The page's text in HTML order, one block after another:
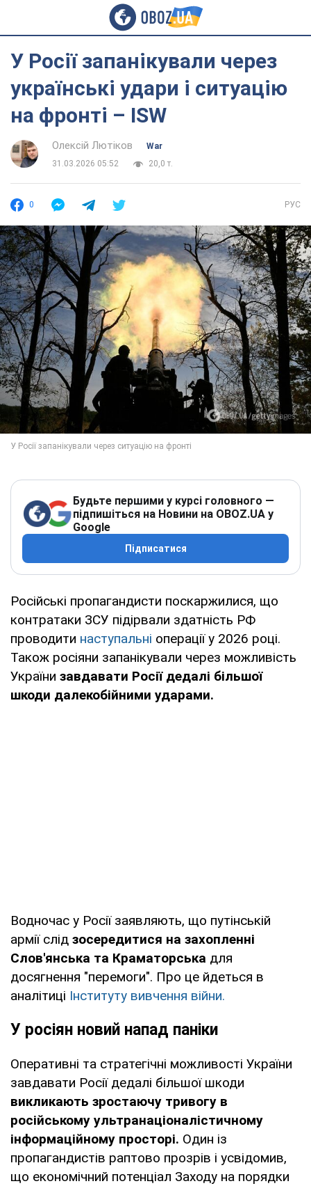
У Росії запанікували через
українські удари і ситуацію
на фронті – ISW
Олексій Лютіков
War
31.03.2026 05:52
20,0 т.
0 РУС
Будьте першими у курсі головного —
підпишіться на Новини на OBOZ.UA у
Google
Підписатися
Російські пропагандисти поскаржилися, що
контратаки ЗСУ підірвали здатність РФ
проводити наступальні операції у 2026 році.
Також росіяни запанікували через можливість
України завдавати Росії дедалі більшої
шкоди далекобійними ударами.
Водночас у Росії заявляють, що путінській
армії слід зосередитися на захопленні
Слов'янська та Краматорська для
досягнення "перемоги". Про це йдеться в
аналітиці Інституту вивчення війни.
У росіян новий напад паніки
Оперативні та стратегічні можливості України
завдавати Росії дедалі більшої шкоди
викликають зростаючу тривогу в
російському ультранаціоналістичному
інформаційному просторі. Один із
пропагандистів раптово прозрів і усвідомив,
що економічний потенціал Заходу на порядки